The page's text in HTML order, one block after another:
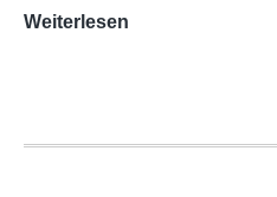
Weiterlesen
Ausgezeichnete